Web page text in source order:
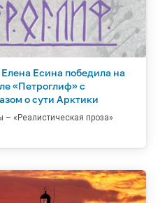
Есина победила на
«Петроглиф» с
о сути Арктики
«Реалистическая проза»